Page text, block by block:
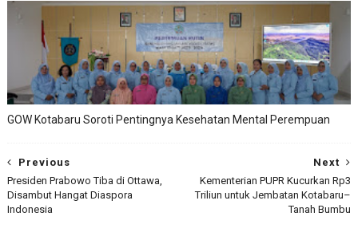
GOW Kotabaru Soroti Pentingnya Kesehatan Mental Perempuan
Next
Kementerian PUPR Kucurkan Rp3
Triliun untuk Jembatan Kotabaru–
Tanah Bumbu
Previous
Presiden Prabowo Tiba di Ottawa,
Disambut Hangat Diaspora
Indonesia